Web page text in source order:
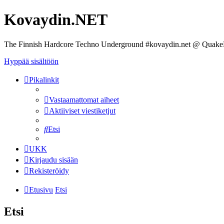
Kovaydin.NET
The Finnish Hardcore Techno Underground #kovaydin.net @
Hyppää sisältöön
Pikalinkit
Vastaamattomat aiheet
Aktiiviset viestiketjut
Etsi
UKK
Kirjaudu sisään
Rekisteröidy
Etusivu Etsi
Etsi